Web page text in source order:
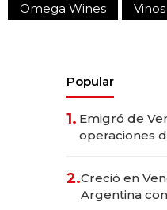
Omega Wines
Vinos
Popular
1. Emigró de
operaciones
2.Creció en
Argentina